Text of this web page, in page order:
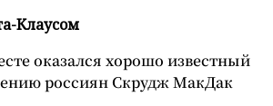
Клаусом
оказался хорошо известный
россиян Скрудж МакДак